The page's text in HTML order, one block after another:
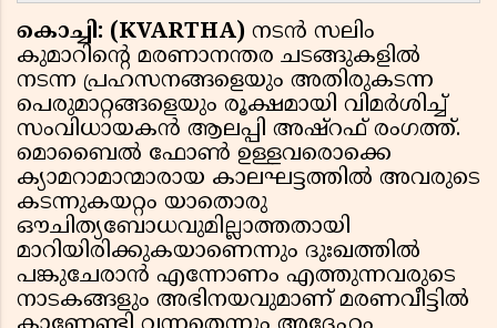
കൊച്ചി: (KVARTHA) നടൻ സലിം
കുമാറിന്റെ മരണാനന്തര ചടങ്ങുകളിൽ
നടന്ന പ്രഹസനങ്ങളെയും അതിരുകടന്ന
പെരുമാറ്റങ്ങളെയും രൂക്ഷമായി വിമർശിച്ച്
സംവിധായകൻ ആലപ്പി അഷ്റഫ് രംഗത്ത്.
മൊബൈൽ ഫോൺ ഉള്ളവരൊക്കെ
ക്യാമറാമാന്മാരായ കാലഘട്ടത്തിൽ അവരുടെ
കടന്നുകയറ്റം യാതൊരു
ഔചിത്യബോധവുമില്ലാത്തതായി
മാറിയിരിക്കുകയാണെന്നും ദുഃഖത്തിൽ
പങ്കുചേരാൻ എന്നോണം എത്തുന്നവരുടെ
നാടകങ്ങളും അഭിനയവുമാണ് മരണവീട്ടിൽ